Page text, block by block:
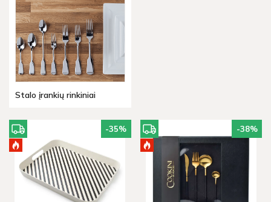
Stalo įrankių rinkiniai
-35% -38%